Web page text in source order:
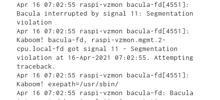
Apr 16 07:02:55 raspi-vzmon bacula-fd[4551]:
Bacula interrupted by signal 11: Segmentation
violation
Apr 16 07:02:55 raspi-vzmon bacula-fd[4551]:
Kaboom! bacula-fd, raspi-vzmon.mgmt.2-
cpu.local-fd got signal 11 - Segmentation
violation at 16-Apr-2021 07:02:55. Attempting
traceback.
Apr 16 07:02:55 raspi-vzmon bacula-fd[4551]:
Kaboom! exepath=/usr/sbin/
Apr 16 07:02:55 raspi-vzmon bacula-fd: Bacula